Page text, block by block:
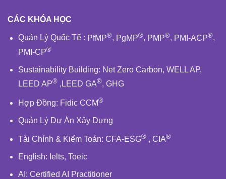
CÁC KHÓA HỌC
Quản Lý Quốc Tế: PfMP®, PgMP®, PMP®, PMI-ACP®,
PMI-CP®
Sustainability Building: Net Zero Carbon, WELL AP,
LEED AP®, LEED GA®, GHG
Hợp Đồng: Fidic CCM®
Quản Lý Dự Án Xây Dựng
Tài Chính & Kiểm Toán: CFA-ESG®, CIA®
English: Ielts, Toeic
AI: Certified AI Practitioner